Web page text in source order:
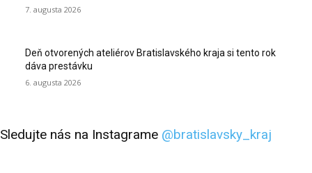
7. augusta 2026
Deň otvorených ateliérov Bratislavského kraja si tento rok
dáva prestávku
6. augusta 2026
Sledujte nás na Instagrame @bratislavsky_kraj